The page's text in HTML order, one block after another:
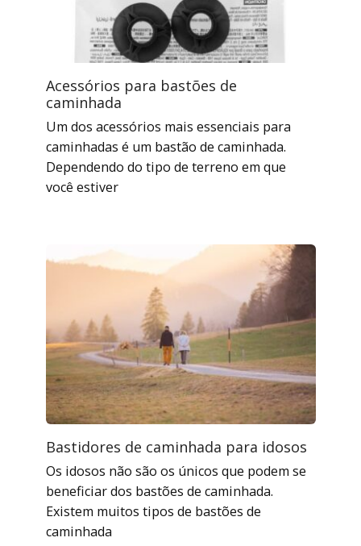
Acessórios para bastões de
caminhada
Um dos acessórios mais essenciais para
caminhadas é um bastão de caminhada.
Dependendo do tipo de terreno em que
você estiver
Bastidores de caminhada para idosos
Os idosos não são os únicos que podem se
beneficiar dos bastões de caminhada.
Existem muitos tipos de bastões de
caminhada